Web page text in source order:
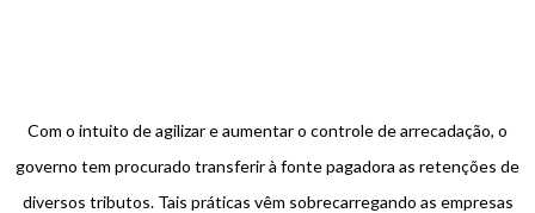
Com o intuito de agilizar e aumentar o controle de arrecadação, o
governo tem procurado transferir à fonte pagadora as retenções de
diversos tributos. Tais práticas vêm sobrecarregando as empresas